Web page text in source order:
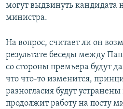
могут выдвинуть кандидата
министра.
На вопрос, считает ли он
результате беседы между
со стороны премьера будут
что что-то изменится,
разногласия будут
продолжит работу на посту